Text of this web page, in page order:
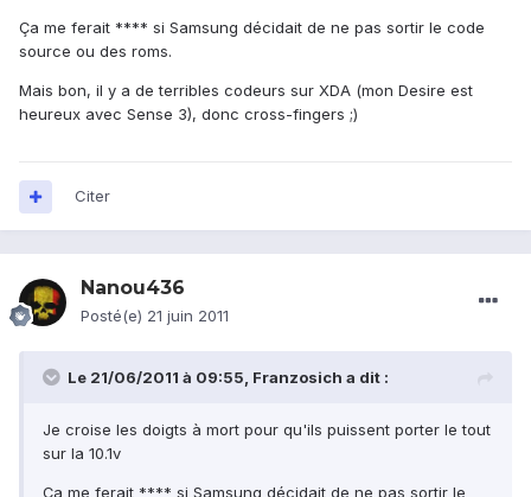
Ça me ferait **** si Samsung décidait de ne pas sortir le code
source ou des roms.
Mais bon, il y a de terribles codeurs sur XDA (mon Desire est
heureux avec Sense 3), donc cross-fingers ;)
Citer
Nanou436
Posté(e) 21 juin 2011
Le 21/06/2011 à 09:55, Franzosich a dit :
Je croise les doigts à mort pour qu'ils puissent porter le tout
sur la 10.1v
Ça me ferait **** si Samsung décidait de ne pas sortir le